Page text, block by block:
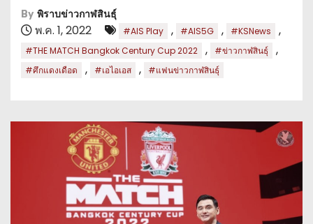
By พิราบข่าวกาฬสินธุ์
พ.ค. 1, 2022 #AIS Play , #AIS5G , #KSNews ,
#THE MATCH Bangkok Century Cup 2022 , #ข่าวกาฬสินธุ์ ,
#ศึกแดงเดือด , #เอไอเอส , #แฟนข่าวกาฬสินธุ์